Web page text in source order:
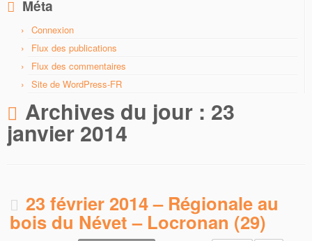
Méta
Connexion
Flux des publications
Flux des commentaires
Site de WordPress-FR
Archives du jour : 23
janvier 2014
23 février 2014 – Régionale au
bois du Névet – Locronan (29)